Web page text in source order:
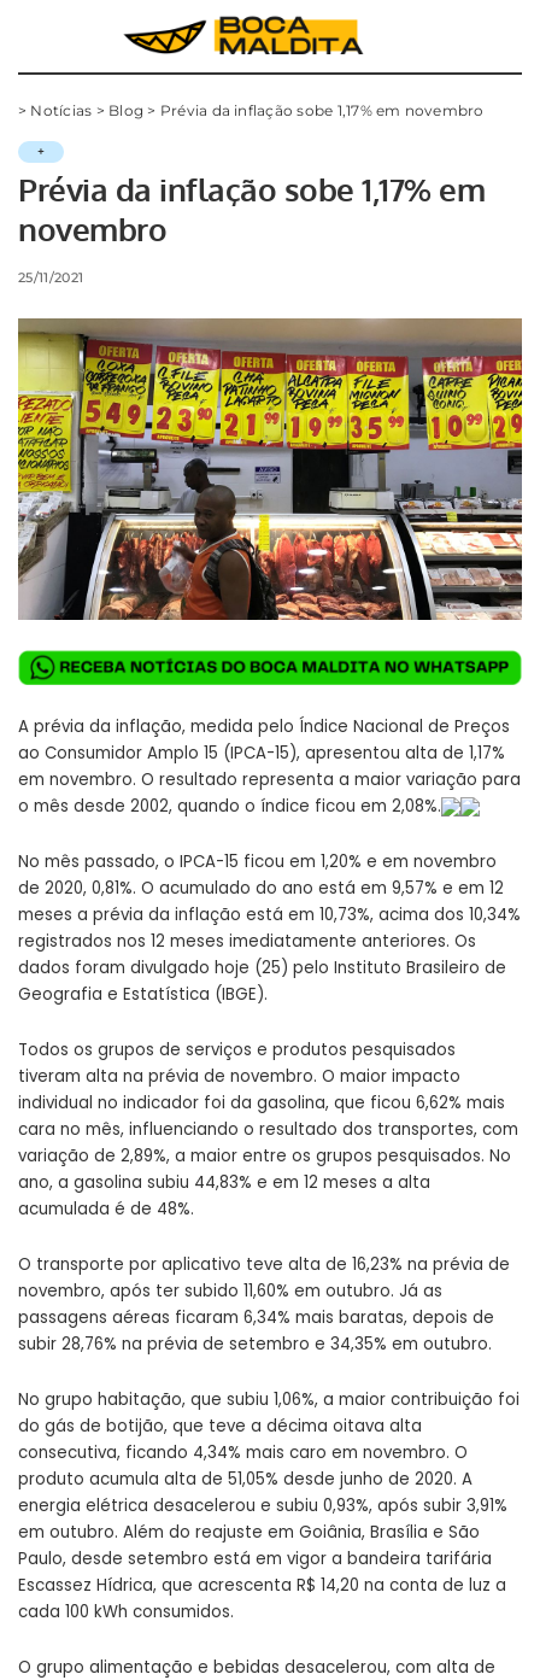
> Notícias > Blog > Prévia da inflação sobe 1,17% em novembro
+
Prévia da inflação sobe 1,17% em
novembro
25/11/2021
A prévia da inflação, medida pelo Índice Nacional de Preços
ao Consumidor Amplo 15 (IPCA-15), apresentou alta de 1,17%
em novembro. O resultado representa a maior variação para
o mês desde 2002, quando o índice ficou em 2,08%.
No mês passado, o IPCA-15 ficou em 1,20% e em novembro
de 2020, 0,81%. O acumulado do ano está em 9,57% e em 12
meses a prévia da inflação está em 10,73%, acima dos 10,34%
registrados nos 12 meses imediatamente anteriores. Os
dados foram divulgado hoje (25) pelo Instituto Brasileiro de
Geografia e Estatística (IBGE).
Todos os grupos de serviços e produtos pesquisados
tiveram alta na prévia de novembro. O maior impacto
individual no indicador foi da gasolina, que ficou 6,62% mais
cara no mês, influenciando o resultado dos transportes, com
variação de 2,89%, a maior entre os grupos pesquisados. No
ano, a gasolina subiu 44,83% e em 12 meses a alta
acumulada é de 48%.
O transporte por aplicativo teve alta de 16,23% na prévia de
novembro, após ter subido 11,60% em outubro. Já as
passagens aéreas ficaram 6,34% mais baratas, depois de
subir 28,76% na prévia de setembro e 34,35% em outubro.
No grupo habitação, que subiu 1,06%, a maior contribuição foi
do gás de botijão, que teve a décima oitava alta
consecutiva, ficando 4,34% mais caro em novembro. O
produto acumula alta de 51,05% desde junho de 2020. A
energia elétrica desacelerou e subiu 0,93%, após subir 3,91%
em outubro. Além do reajuste em Goiânia, Brasília e São
Paulo, desde setembro está em vigor a bandeira tarifária
Escassez Hídrica, que acrescenta R$ 14,20 na conta de luz a
cada 100 kWh consumidos.
O grupo alimentação e bebidas desacelerou, com alta de